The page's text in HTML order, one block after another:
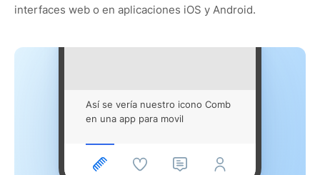
interfaces web o en aplicaciones iOS y Android.
Así se vería nuestro icono Comb
en una app para movil